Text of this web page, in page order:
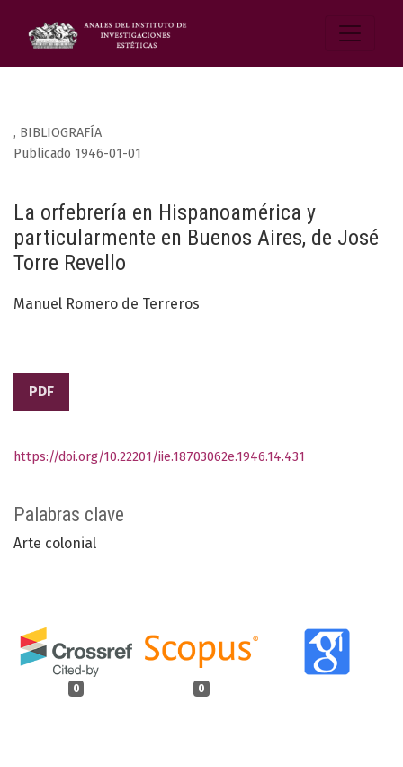
, BIBLIOGRAFÍA
La orfebrería en Hispanoamérica y
particularmente en Buenos Aires, de José
Torre Revello
Publicado 1946-01-01
Manuel Romero de Terreros
PDF
Palabras clave
Arte colonial
0 0
https://doi.org/10.22201/iie.18703062e.1946.14.431